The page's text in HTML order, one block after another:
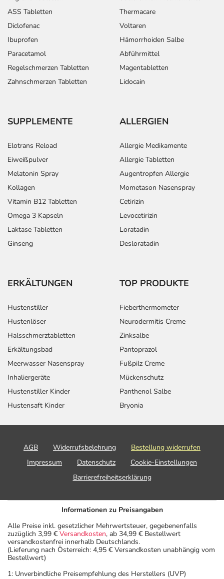
ASS Tabletten
Diclofenac
Ibuprofen
Paracetamol
Regelschmerzen Tabletten
Zahnschmerzen Tabletten
Thermacare
Voltaren
Hämorrhoiden Salbe
Abführmittel
Magentabletten
Lidocain
SUPPLEMENTE
Elotrans Reload
Eiweißpulver
Melatonin Spray
Kollagen
Vitamin B12 Tabletten
Omega 3 Kapseln
Laktase Tabletten
Ginseng
ALLERGIEN
Allergie Medikamente
Allergie Tabletten
Augentropfen Allergie
Mometason Nasenspray
Cetirizin
Levocetirizin
Loratadin
Desloratadin
ERKÄLTUNGEN
Hustenstiller
Hustenlöser
Halsschmerztabletten
Erkältungsbad
Meerwasser Nasenspray
Inhaliergeräte
Hustenstiller Kinder
Hustensaft Kinder
TOP PRODUKTE
Fieberthermometer
Neurodermitis Creme
Zinksalbe
Pantoprazol
Fußpilz Creme
Mückenschutz
Panthenol Salbe
Bryonia
AGB Widerrufsbelehrung
Bestellung widerrufen
Impressum
Datenschutz
Cookie-Einstellungen
Barrierefreiheitserklärung
Informationen zu Preisangaben
Alle Preise inkl. gesetzlicher Mehrwertsteuer, gegebenenfalls
zuzüglich 3,99 € Versandkosten, ab 34,99 € Bestellwert
versandkostenfrei innerhalb Deutschlands.
(Lieferung nach Österreich: 4,95 € Versandkosten unabhängig vom
Bestellwert)
1: Unverbindliche Preisempfehlung des Herstellers (UVP)